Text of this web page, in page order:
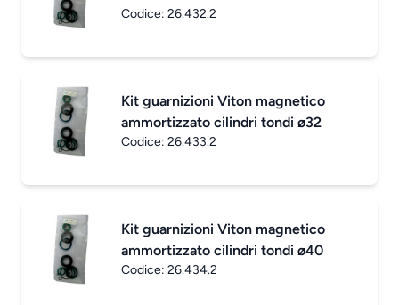
Codice: 26.432.2
Kit guarnizioni Viton magnetico
ammortizzato cilindri tondi ø32
Codice: 26.433.2
Kit guarnizioni Viton magnetico
ammortizzato cilindri tondi ø40
Codice: 26.434.2